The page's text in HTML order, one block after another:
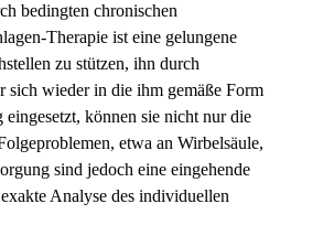
bedingten chronischen
Therapie ist eine gelungene
zu stützen, ihn durch
sich wieder in die ihm gemäße Form
können sie nicht nur die
etwa an Wirbelsäule,
sind jedoch eine eingehende
Analyse des individuellen